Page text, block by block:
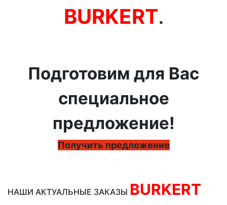
BURKERT.
Подготовим для Вас
специальное
предложение!
Получить предложение
НАШИ АКТУАЛЬНЫЕ ЗАКАЗЫ BURKERT